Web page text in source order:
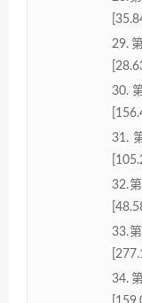
29.
30.
31.
32.
33.
34.